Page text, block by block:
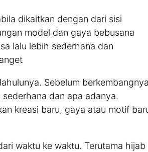
dikaitkan dengan dari sisi
model dan gaya bebusana
lalu lebih sederhana dan
Sebelum berkembangnya
dan apa adanya.
kreasi baru, gaya atau motif
waktu ke waktu. Terutama hijab